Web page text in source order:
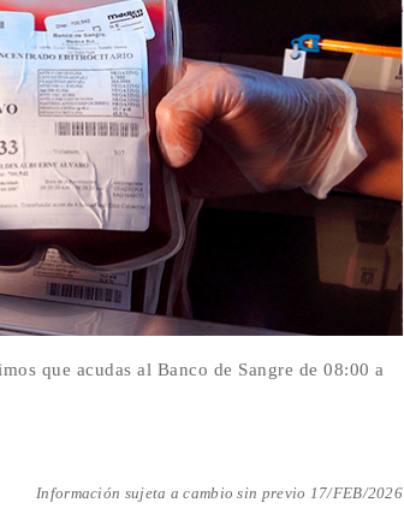
que acudas al Banco de Sangre de 08:00 a
Información sujeta a cambio sin previo 17/FEB/2026